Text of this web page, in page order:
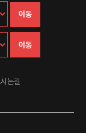
이동
이동
는길